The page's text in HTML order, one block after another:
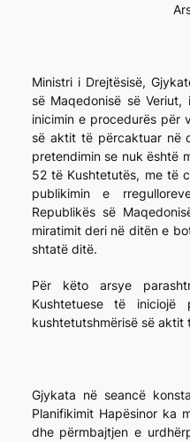
Ministri i Drejtësisë,
së Maqedonisë së
inicimin e procedurës për
së aktit të përcaktuar në
pretendimin se nuk është
52 të Kushtetutës, me të
publikimin e
Republikës së
miratimit deri në ditën e
shtatë ditë.
Për këto arsye
Kushtetuese të iniciojë
kushtetutshmërisë së aktit
Gjykata në seancë
Planifikimit Hapësinor ka
dhe përmbajtjen e